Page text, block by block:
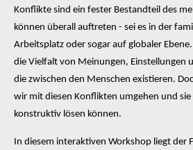
Konflikte sind ein fester Bestandteil des
können überall auftreten - sei es in der
Arbeitsplatz oder sogar auf globaler
die Vielfalt von Meinungen, Einstellungen
die zwischen den Menschen existieren.
wir mit diesen Konflikten umgehen und
konstruktiv lösen können.
In diesem interaktiven Workshop liegt der